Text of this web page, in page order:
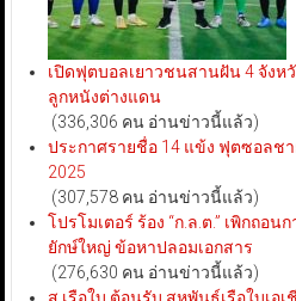
เปิดฟุตบอลเยาวชนสานฝัน 4 จัง
ลูกหนังต่างแดน
(336,306 คน อ่านข่าวนี้แล้ว)
ประกาศรายชื่อ 14 แข้ง ฟุตซอลช
2025
(307,578 คน อ่านข่าวนี้แล้ว)
โปรโมเตอร์ ร้อง “ก.ล.ต.” เพิกถอ
ยักษ์ใหญ่ ข้อหาปลอมเอกสาร
(276,630 คน อ่านข่าวนี้แล้ว)